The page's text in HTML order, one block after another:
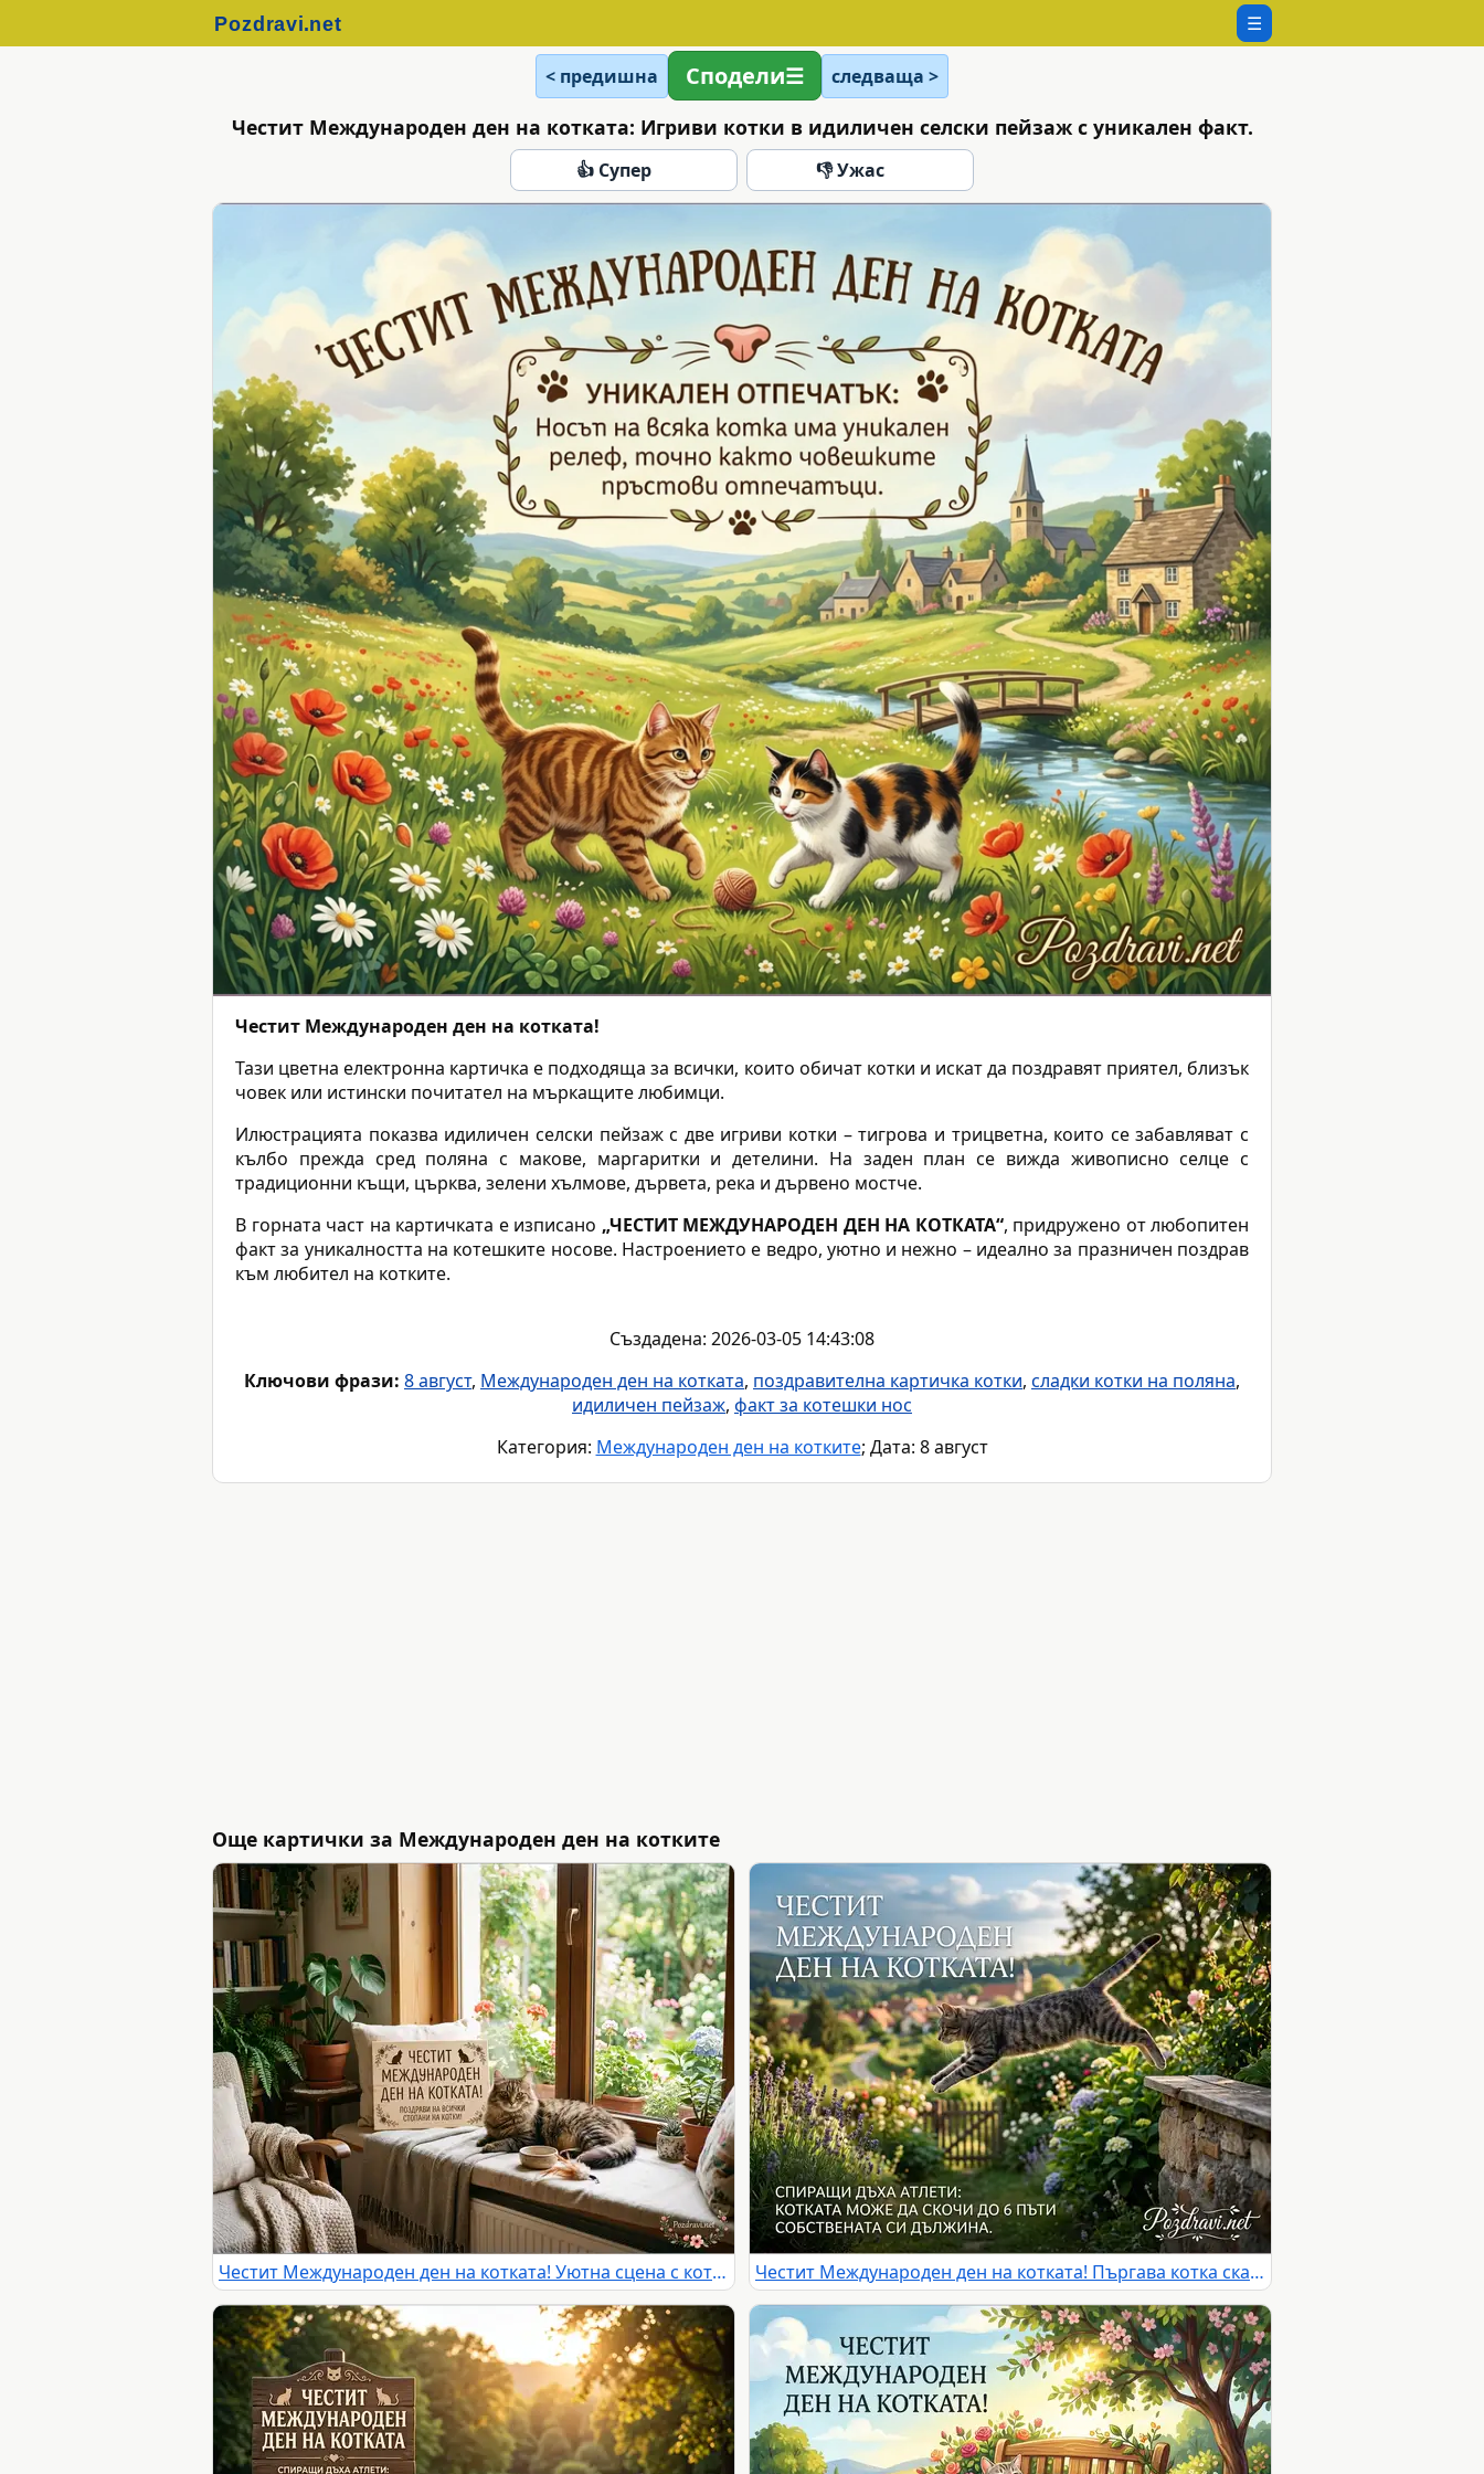
☰
< предишна Сподели следваща >
Честит Международен ден на котката: Игриви котки в идиличен селски пейзаж с уникален факт.
👍 Супер 👎 Ужас
Честит Международен ден на котката!
Тази цветна електронна картичка е подходяща за всички, които обичат котки и искат да поздравят приятел, близък
човек или истински почитател на мъркащите любимци.
Илюстрацията показва идиличен селски пейзаж с две игриви котки – тигрова и трицветна, които се забавляват с
кълбо прежда сред поляна с макове, маргаритки и детелини. На заден план се вижда живописно селце с
традиционни къщи, църква, зелени хълмове, дървета, река и дървено мостче.
В горната част на картичката е изписано „ЧЕСТИТ МЕЖДУНАРОДЕН ДЕН НА КОТКАТА“, придружено от любопитен
факт за уникалността на котешките носове. Настроението е ведро, уютно и нежно – идеално за празничен поздрав
към любител на котките.
Създадена: 2026-03-05 14:43:08
Ключови фрази: 8 август, Международен ден на котката, поздравителна картичка котки, сладки котки на поляна,
идиличен пейзаж, факт за котешки нос
Категория: Международен ден на котките; Дата: 8 август
Още картички за Международен ден на котките
Честит Международен ден на котката! Уютна сцена с котка на прозореца и градина. Честит Международен ден на котката! Пъргава котка скача в градина, празнувайки котешкия ден с интересен факт.